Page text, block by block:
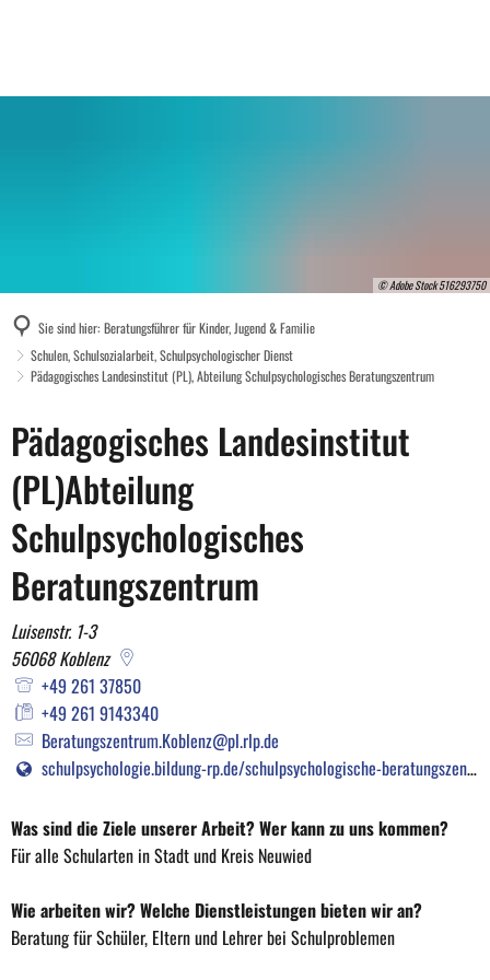
© Adobe Stock 516293750
Sie sind hier: Beratungsführer für Kinder, Jugend & Familie
Schulen, Schulsozialarbeit, Schulpsychologischer Dienst
Pädagogisches Landesinstitut (PL), Abteilung Schulpsychologisches Beratungszentrum
Pädagogisches
Landesinstitut
(PL),
Abteilung
Schulpsychologisches
Beratungszentrum
Pädagogisches Landesinstitut
(PL)Abteilung
Schulpsychologisches
Beratungszentrum
Luisenstr. 1-3
56068 Koblenz
+49 261 37850
+49 261 9143340
Beratungszentrum.Koblenz@pl.rlp.de
schulpsychologie.bildung-rp.de/schulpsychologische-beratungszentren.html
Was sind die Ziele unserer Arbeit? Wer kann zu uns kommen?
Für alle Schularten in Stadt und Kreis Neuwied
Wie arbeiten wir? Welche Dienstleistungen bieten wir an?
Beratung für Schüler, Eltern und Lehrer bei Schulproblemen